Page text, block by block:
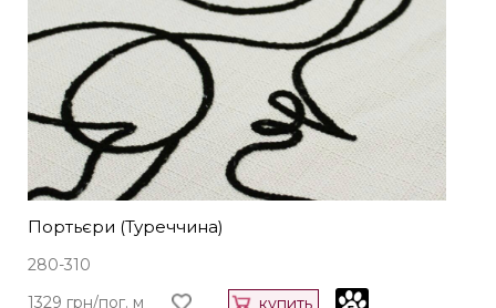
Портьєри (Туреччина)
280-310
1329 грн/пог. м
купить